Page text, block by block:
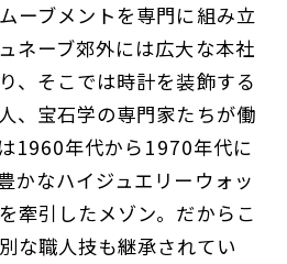
ーブメントを専門に組み立
ネーブ郊外には広大な本社
、そこでは時計を装飾する
、宝石学の専門家たちが働
1960年代から1970年代に
かなハイジュエリーウォッ
牽引したメゾン。だからこ
な職人技も継承されてい